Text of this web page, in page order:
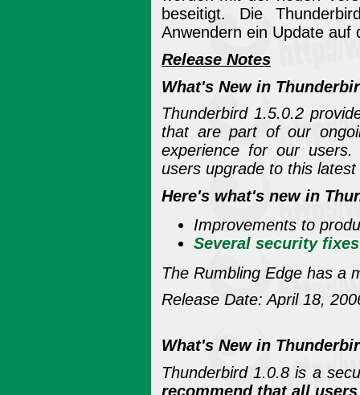
beseitigt. Die
Anwendern ein Update auf
Release Notes
What's New in
Thunderbird 1.5.0.2
that are part of our
experience for our
users upgrade to this
Here's what's new in
Improvements to
Several security fixes
The Rumbling Edge has a
Release Date: April 18,
What's New in
Thunderbird 1.0.8 is a
recommend that all